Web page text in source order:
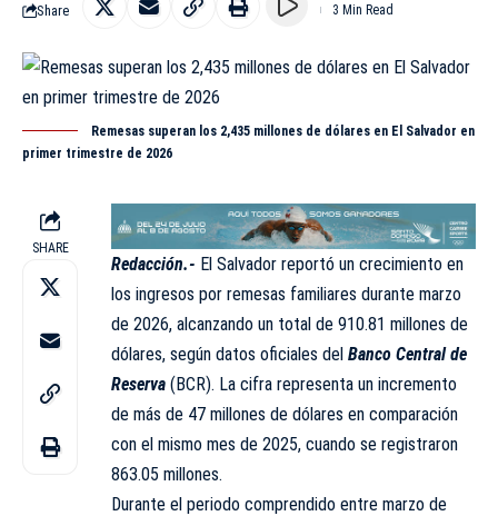
Share 3 Min Read
Remesas superan los 2,435 millones de dólares en El Salvador en
primer trimestre de 2026
SHARE
Redacción.- El Salvador reportó un crecimiento en
los ingresos por remesas familiares durante marzo
de 2026, alcanzando un total de 910.81 millones de
dólares, según datos oficiales del Banco Central de
Reserva (BCR). La cifra representa un incremento
de más de 47 millones de dólares en comparación
con el mismo mes de 2025, cuando se registraron
863.05 millones.
Durante el periodo comprendido entre marzo de